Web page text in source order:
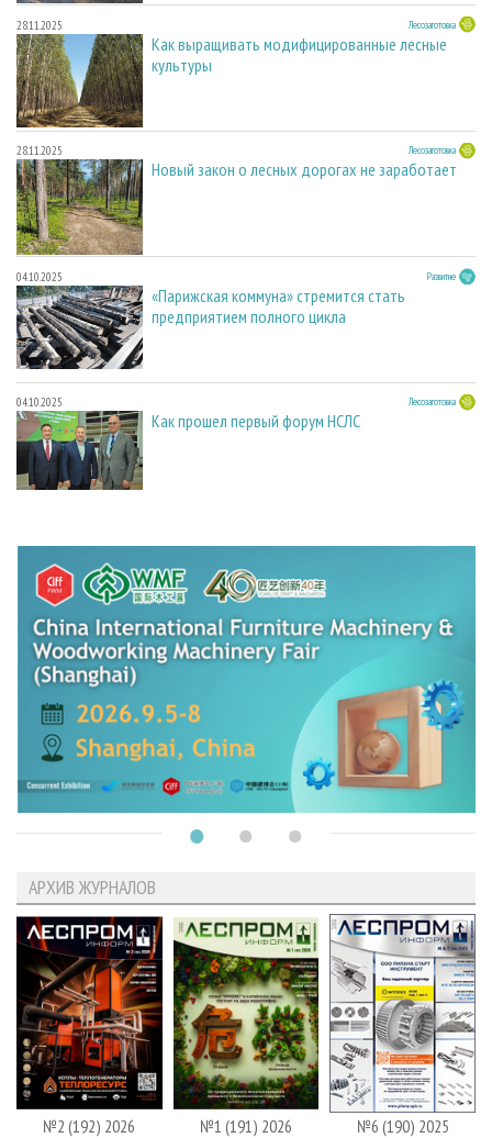
28.11.2025 Лесозаготовка
Как выращивать модифицированные лесные
культуры
28.11.2025 Лесозаготовка
Новый закон о лесных дорогах не заработает
04.10.2025 Развитие
«Парижская коммуна» стремится стать
предприятием полного цикла
04.10.2025 Лесозаготовка
Как прошел первый форум НСЛС
АРХИВ ЖУРНАЛОВ
№2 (192) 2026 №1 (191) 2026 №6 (190) 2025